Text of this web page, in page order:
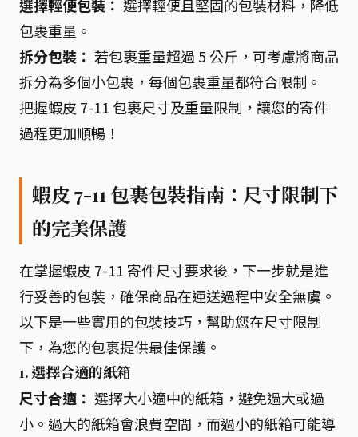
選擇輕便包裝： 選擇輕便且堅固的包裝材料，降低
包裹重量。
拆分包裝： 若包裹重量超過 5 公斤，可考慮將商品
拆分為多個小包裹，每個包裹重量都符合限制。
把握蝦皮 7-11 包裹尺寸及重量限制，讓您的寄件
過程更加順暢！
蝦皮 7-11 包裹包裝指南：尺寸限制下
的完美保護
在掌握蝦皮 7-11 寄件尺寸要求後，下一步就是進
行妥善的包裝，確保商品在運送過程中安全無虞。
以下是一些實用的包裝技巧，幫助您在尺寸限制
下，為您的包裹提供最佳保護。
1. 選擇合適的紙箱
尺寸合適： 選擇大小適中的紙箱，避免過大或過
小。過大的紙箱會浪費空間，而過小的紙箱可能導